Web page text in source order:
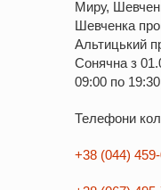
Миру,
Шевченка
Альтицький
Сонячна з
09:00 по
Телефони
+38 (044)